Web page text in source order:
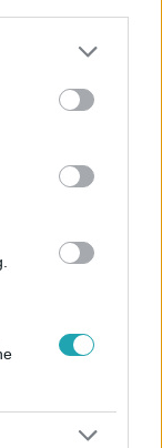
more Google
may click to
party tags to
below Google
# VV7